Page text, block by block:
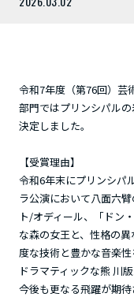
令和7年度（第76回）芸
部門ではプリンシパル
決定しました。
【受賞理由】
令和6年末にプリンシパ
ラ公演において八面六
ト/オディール、「ドン
な森の女王と、性格の
度な技術と豊かな音楽
ドラマティックな熊 川
今後も更なる飛躍が期待